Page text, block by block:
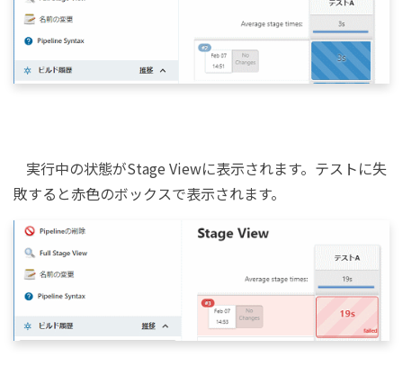
実行中の状態がStage Viewに表示されます。テストに失
敗すると赤色のボックスで表示されます。